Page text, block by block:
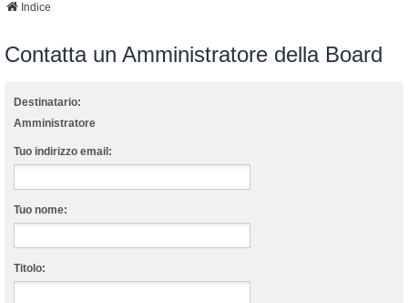
Indice
Contatta un Amministratore della Board
Destinatario:
Amministratore
Tuo indirizzo email:
Tuo nome:
Titolo: